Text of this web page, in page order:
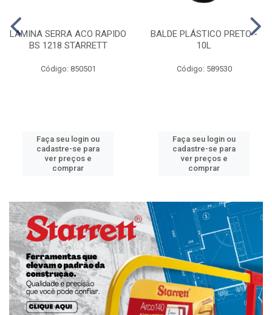
LAMINA SERRA ACO RAPIDO
BS 1218 STARRETT
Código: 850501
Faça seu login ou
cadastre-se para
ver preços e
comprar
BALDE PLÁSTICO PRETO -
10L
Código: 589530
Faça seu login ou
cadastre-se para
ver preços e
comprar